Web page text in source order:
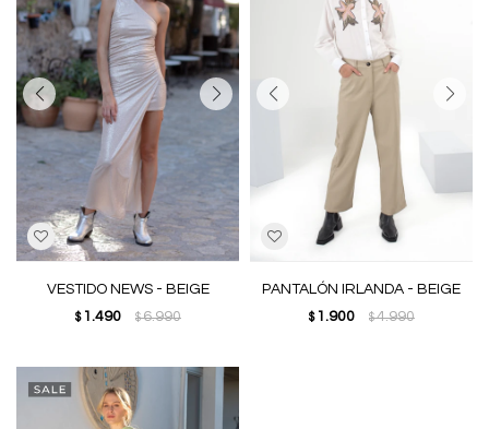
VESTIDO NEWS - BEIGE
$ 1.490 $6.990
PANTALÓN IRLANDA - BEIGE
$ 1.900 $4.990